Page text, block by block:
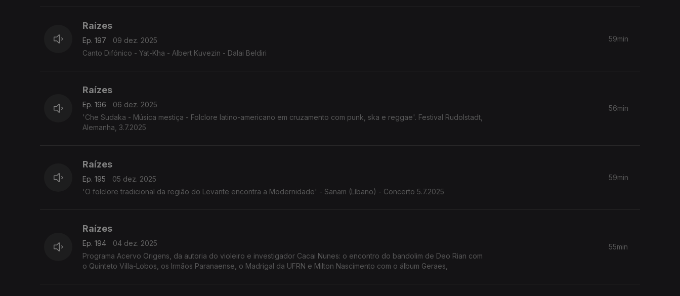
Raízes
Ep. 197
09 dez. 2025
Canto Difónico - Yat-Kha - Albert Kuvezin - Dalai Beldiri
59min
Raízes
Ep. 196
06 dez. 2025
'Che Sudaka - Música mestiça - Folclore latino-americano em cruzamento com punk, ska e reggae'. Festival Rudolstadt,
Alemanha, 3.7.2025
56min
Raízes
Ep. 195
05 dez. 2025
'O folclore tradicional da região do Levante encontra a Modernidade' - Sanam (Líbano) - Concerto 5.7.2025
59min
Raízes
Ep. 194
04 dez. 2025
Programa Acervo Origens, da autoria do violeiro e investigador Cacai Nunes: o encontro do bandolim de Deo Rian com
o Quinteto Villa-Lobos, os Irmãos Paranaense, o Madrigal da UFRN e Milton Nascimento com o álbum Geraes,
55min